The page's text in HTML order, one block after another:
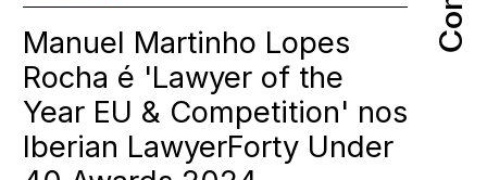
Manuel Martinho Lopes
Rocha é 'Lawyer of the
Year EU & Competition' nos
Iberian LawyerForty Under